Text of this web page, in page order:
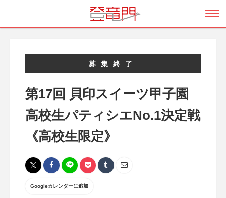
募集終了
第17回 貝印スイーツ甲子園
高校生パティシエNo.1決定戦
《高校生限定》
Googleカレンダーに追加